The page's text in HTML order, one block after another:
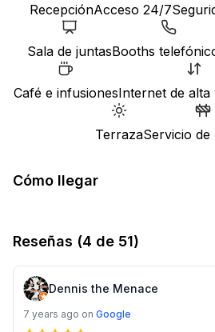
RecepciónAcceso 24/7
Sala de juntasBooths
Café e infusionesInternet de alta
TerrazaServicio de
Cómo llegar
Reseñas (4 de 51)
Dennis the Menace
7 years ago on Google